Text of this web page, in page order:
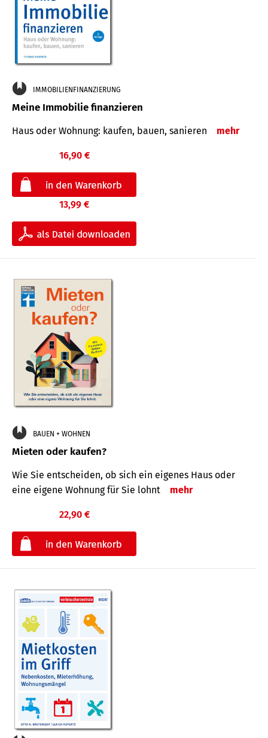
IMMOBILIENFINANZIERUNG
Meine Immobilie finanzieren
Haus oder Wohnung: kaufen, bauen, sanieren mehr
16,90 €
13,99 €
BAUEN + WOHNEN
Mieten oder kaufen?
Wie Sie entscheiden, ob sich ein eigenes Haus oder
eine eigene Wohnung für Sie lohnt
mehr
22,90 €